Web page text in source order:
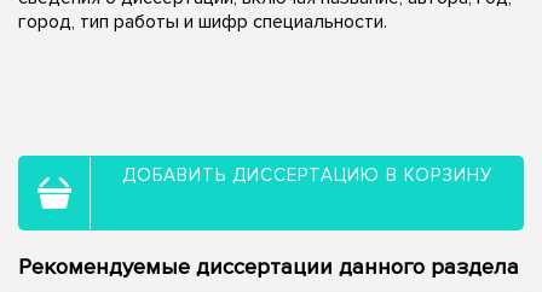
город, тип работы и шифр специальности.
ДОБАВИТЬ ДИССЕРТАЦИЮ В КОРЗИНУ
Рекомендуемые диссертации данного раздела